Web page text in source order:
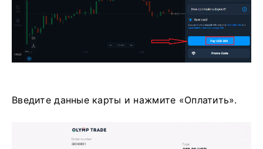
Введите данные карты и нажмите «Оплатить».